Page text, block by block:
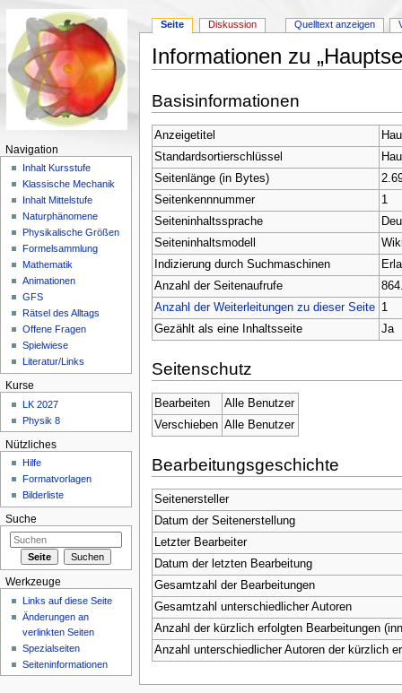
Informationen zu
Basisinformationen
Anzeigetitel
Standardsortierschlüssel
Seitenlänge (in Bytes)
Seitenkennnummer
1
Seiteninhaltssprache
Seiteninhaltsmodell
Indizierung durch Suchmaschinen
Anzahl der Seitenaufrufe
Anzahl der Weiterleitungen zu dieser Seite 1
Gezählt als eine Inhaltsseite
Ja
Seitenschutz
Bearbeiten
Alle Benutzer
Verschieben Alle Benutzer
Bearbeitungsgeschichte
Seitenersteller
Datum der Seitenerstellung
Letzter Bearbeiter
Datum der letzten Bearbeitung
Gesamtzahl der Bearbeitungen
Gesamtzahl unterschiedlicher Autoren
Anzahl der kürzlich erfolgten Bearbeitungen
Anzahl unterschiedlicher Autoren der kürzlich
Seite Diskussion Quelltext anzeigen
Navigation
Inhalt Kursstufe
Klassische Mechanik
Inhalt Mittelstufe
Naturphänomene
Physikalische Größen
Formelsammlung
Mathematik
Animationen
GFS
Rätsel des Alltags
Offene Fragen
Spielwiese
Literatur/Links
Kurse
LK 2027
Physik 8
Nützliches
Hilfe
Formatvorlagen
Bilderliste
Suche
Werkzeuge
Links auf diese Seite
Änderungen an
verlinkten Seiten
Spezialseiten
Seiteninformationen